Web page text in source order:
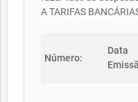
A TARIFAS
Número:
Data